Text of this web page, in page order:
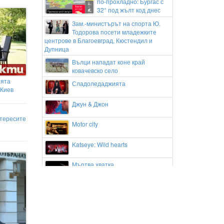
32° под жълт код днес
Зам.-министърът на спорта Ю.
Тодорова посети младежките
центрове в Благоевград, Кюстендил и
Дупница
Вълци нападат коне край
ковачевско село
Сладоледаджията
Джун & Джон
Motor city
Katseye: Wild hearts
Мъртва хватка